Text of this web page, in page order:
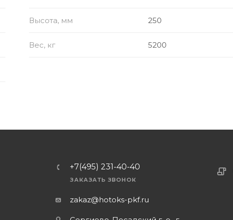
Высота, мм 250
Вес, кг 5200
+7(495) 231-40-40
ЗАКАЗАТЬ ЗВОНОК
zakaz@hotoks-pkf.ru